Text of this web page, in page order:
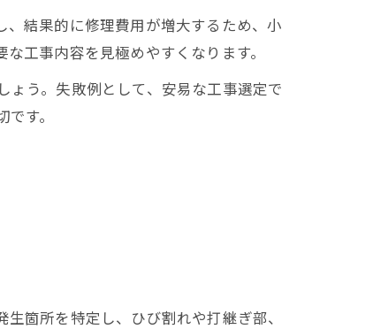
結果的に修理費用が増大するため、小
工事内容を見極めやすくなります。
う。失敗例として、安易な工事選定で
す。
箇所を特定し、ひび割れや打継ぎ部、